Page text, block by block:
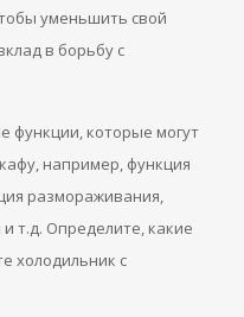
уменьшить свой
в борьбу с
функции, которые могут
например, функция
размораживания,
т.д. Определите, какие
холодильник с